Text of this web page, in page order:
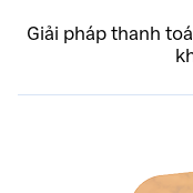
Giải pháp thanh